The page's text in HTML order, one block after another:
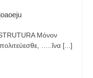
joaoeju
Μόνον
…..ἵνα [...]